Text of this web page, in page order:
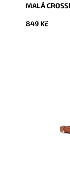
MALÁ
849 Kč
značky